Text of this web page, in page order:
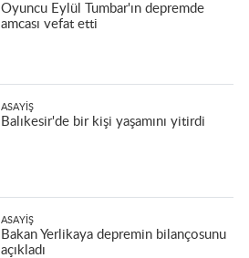
Oyuncu Eylül Tumbar'ın depremde
amcası vefat etti
ASAYIŞ
Balıkesir'de bir kişi yaşamını yitirdi
ASAYIŞ
Bakan Yerlikaya depremin bilançosunu
açıkladı